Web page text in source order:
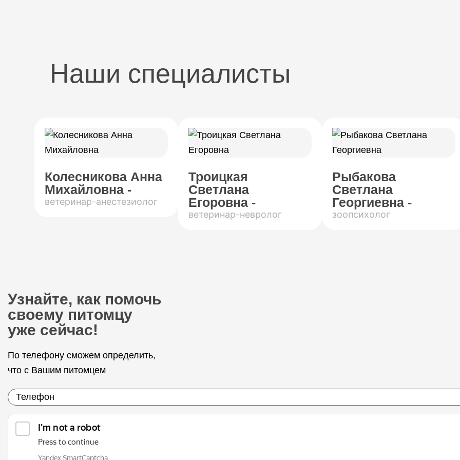
Наши специалисты
Колесникова Анна
Михайловна -
ветеринар-анестезиолог
Троицкая
Светлана
Егоровна -
ветеринар-невролог
Рыбакова
Светлана
Георгиевна -
зоопсихолог
Узнайте, как помочь
своему питомцу
уже сейчас!
По телефону сможем определить,
что с Вашим питомцем